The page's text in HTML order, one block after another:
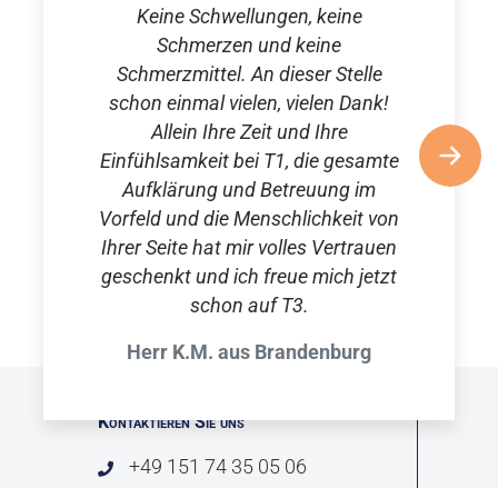
Keine Schwellungen, keine
Schmerzen und keine
Schmerzmittel. An dieser Stelle
schon einmal vielen, vielen Dank!
Allein Ihre Zeit und Ihre
Einfühlsamkeit bei T1, die gesamte
Aufklärung und Betreuung im
Vorfeld und die Menschlichkeit von
Ihrer Seite hat mir volles Vertrauen
geschenkt und ich freue mich jetzt
schon auf T3.
Herr K.M. aus Brandenburg
Kontaktieren Sie uns
+49 151 74 35 05 06